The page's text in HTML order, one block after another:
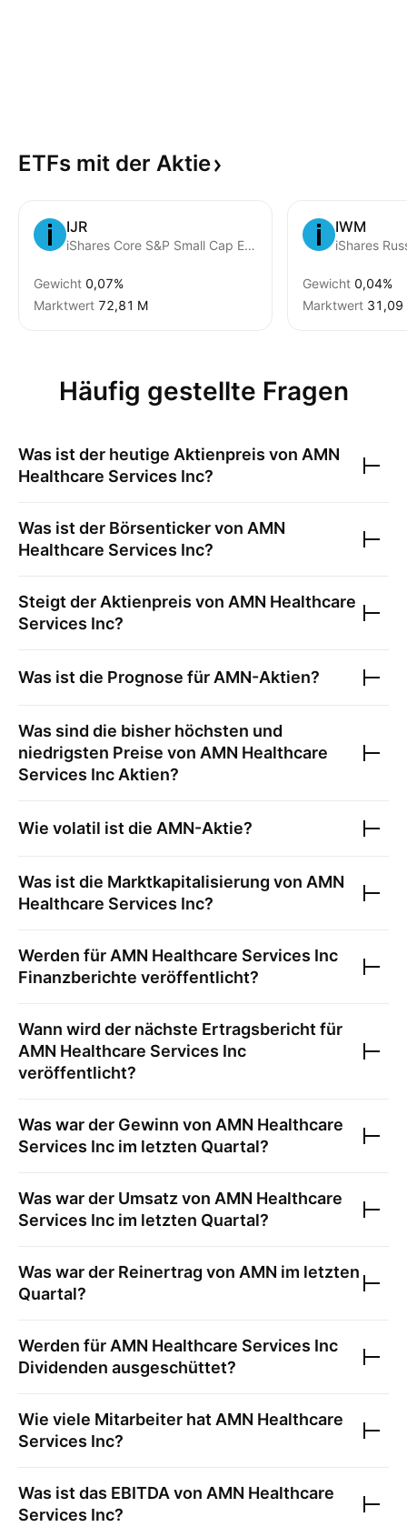
ETFs mit der Aktie
IJR
iShares Core S&P Small Cap ETF
Gewicht 0,07%
Marktwert ‪72,81 M‬
IWM
iShares
Gewicht 0,04%
Marktwert ‪31,09
Häufig gestellte Fragen
Was ist der heutige Aktienpreis von AMN
Healthcare Services Inc?
Was ist der Börsenticker von AMN
Healthcare Services Inc?
Steigt der Aktienpreis von AMN Healthcare
Services Inc?
Was ist die Prognose für AMN-Aktien?
Was sind die bisher höchsten und
niedrigsten Preise von AMN Healthcare
Services Inc Aktien?
Wie volatil ist die AMN-Aktie?
Was ist die Marktkapitalisierung von AMN
Healthcare Services Inc?
Werden für AMN Healthcare Services Inc
Finanzberichte veröffentlicht?
Wann wird der nächste Ertragsbericht für
AMN Healthcare Services Inc
veröffentlicht?
Was war der Gewinn von AMN Healthcare
Services Inc im letzten Quartal?
Was war der Umsatz von AMN Healthcare
Services Inc im letzten Quartal?
Was war der Reinertrag von AMN im letzten
Quartal?
Werden für AMN Healthcare Services Inc
Dividenden ausgeschüttet?
Wie viele Mitarbeiter hat AMN Healthcare
Services Inc?
Was ist das EBITDA von AMN Healthcare
Services Inc?